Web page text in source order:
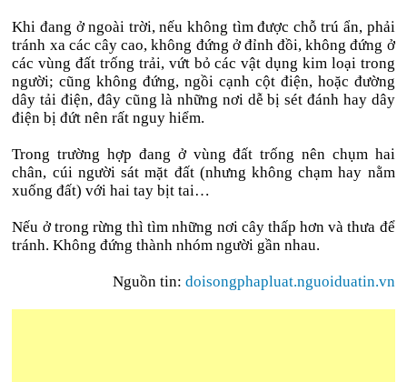
Khi đang ở ngoài trời, nếu không tìm được chỗ trú ẩn, phải
tránh xa các cây cao, không đứng ở đỉnh đồi, không đứng ở
các vùng đất trống trải, vứt bỏ các vật dụng kim loại trong
người; cũng không đứng, ngồi cạnh cột điện, hoặc đường
dây tải điện, đây cũng là những nơi dễ bị sét đánh hay dây
điện bị đứt nên rất nguy hiểm.
Trong trường hợp đang ở vùng đất trống nên chụm hai
chân, cúi người sát mặt đất (nhưng không chạm hay nằm
xuống đất) với hai tay bịt tai…
Nếu ở trong rừng thì tìm những nơi cây thấp hơn và thưa để
tránh. Không đứng thành nhóm người gần nhau.
Nguồn tin: doisongphapluat.nguoiduatin.vn